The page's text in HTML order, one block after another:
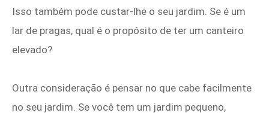
Isso também pode custar-lhe o seu jardim. Se é um
lar de pragas, qual é o propósito de ter um canteiro
elevado?
Outra consideração é pensar no que cabe facilmente
no seu jardim. Se você tem um jardim pequeno,